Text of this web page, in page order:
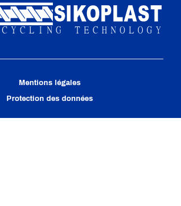
Mentions légales
Protection des données